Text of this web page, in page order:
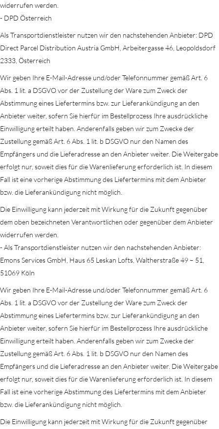
widerrufen werden.
- DPD Österreich
Als Transportdienstleister nutzen wir den nachstehenden Anbieter: DPD
Direct Parcel Distribution Austria GmbH, Arbeitergasse 46, Leopoldsdorf
2333, Österreich
Wir geben Ihre E-Mail-Adresse und/oder Telefonnummer gemäß Art. 6
Abs. 1 lit. a DSGVO vor der Zustellung der Ware zum Zweck der
Abstimmung eines Liefertermins bzw. zur Lieferankündigung an den
Anbieter weiter, sofern Sie hierfür im Bestellprozess Ihre ausdrückliche
Einwilligung erteilt haben. Anderenfalls geben wir zum Zwecke der
Zustellung gemäß Art. 6 Abs. 1 lit. b DSGVO nur den Namen des
Empfängers und die Lieferadresse an den Anbieter weiter. Die Weitergabe
erfolgt nur, soweit dies für die Warenlieferung erforderlich ist. In diesem
Fall ist eine vorherige Abstimmung des Liefertermins mit dem Anbieter
bzw. die Lieferankündigung nicht möglich.
Die Einwilligung kann jederzeit mit Wirkung für die Zukunft gegenüber
dem oben bezeichneten Verantwortlichen oder gegenüber dem Anbieter
widerrufen werden.
- Als Transportdienstleister nutzen wir den nachstehenden Anbieter:
Emons Services GmbH, Haus 65 Leskan Lofts, Waltherstraße 49 – 51,
51069 Köln
Wir geben Ihre E-Mail-Adresse und/oder Telefonnummer gemäß Art. 6
Abs. 1 lit. a DSGVO vor der Zustellung der Ware zum Zweck der
Abstimmung eines Liefertermins bzw. zur Lieferankündigung an den
Anbieter weiter, sofern Sie hierfür im Bestellprozess Ihre ausdrückliche
Einwilligung erteilt haben. Anderenfalls geben wir zum Zwecke der
Zustellung gemäß Art. 6 Abs. 1 lit. b DSGVO nur den Namen des
Empfängers und die Lieferadresse an den Anbieter weiter. Die Weitergabe
erfolgt nur, soweit dies für die Warenlieferung erforderlich ist. In diesem
Fall ist eine vorherige Abstimmung des Liefertermins mit dem Anbieter
bzw. die Lieferankündigung nicht möglich.
Die Einwilligung kann jederzeit mit Wirkung für die Zukunft gegenüber